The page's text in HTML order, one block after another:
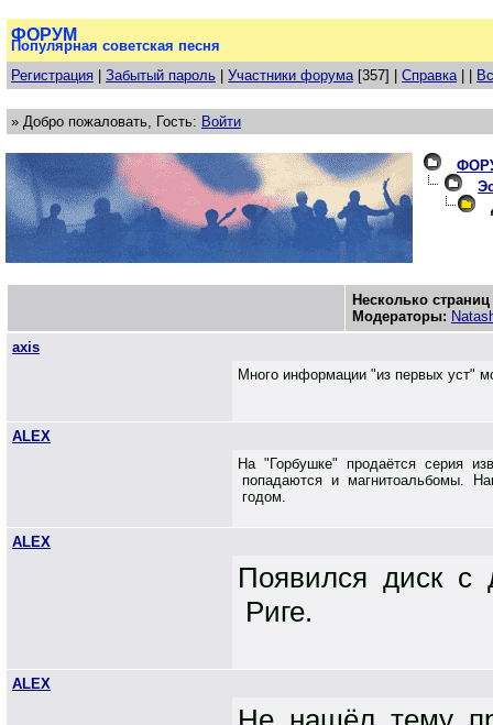
ФОРУМ
Популярная советская песня
Регистрация
Забытый пароль Участники форума[357] | Справка| |
» Добро пожаловать, Гость: Войти
Несколько страниц
Модераторы:
axis
Много информации "из первых уст"
ALEX
На "Горбушке" продаётся серия
попадаются и магнитоальбомы.
годом.
ALEX
Появился диск с
Риге.
ALEX